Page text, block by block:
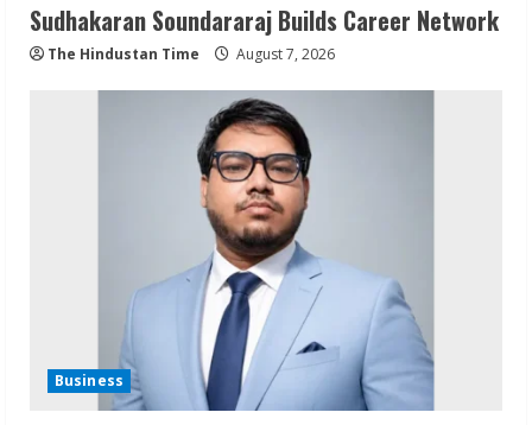
Sudhakaran Soundararaj Builds Career Network
The Hindustan Time August 7, 2026
Business